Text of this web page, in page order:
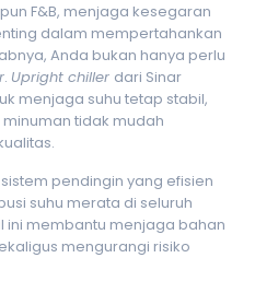
F&B, menjaga kesegaran
dalam mempertahankan
Anda bukan hanya perlu
. Upright chiller dari Sinar
menjaga suhu tetap stabil,
tidak mudah
pendingin yang efisien
suhu merata di seluruh
ini membantu menjaga bahan
mengurangi risiko